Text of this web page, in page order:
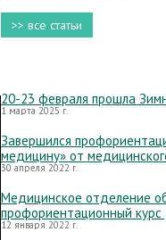
>> все статьи
20-23 февраля прошла
1 марта 2025 г.
Завершился
медицину» от
30 апреля 2022 г.
Медицинское отделение
профориентационный курс
12 января 2022 г.